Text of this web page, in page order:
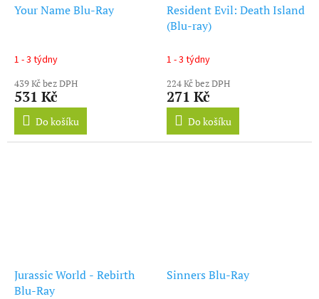
Your Name Blu-Ray
1 - 3 týdny
439 Kč bez DPH
531 Kč
Do košíku
Resident Evil: Death Island
(Blu-ray)
1 - 3 týdny
224 Kč bez DPH
271 Kč
Do košíku
Jurassic World - Rebirth
Blu-Ray
Sinners Blu-Ray